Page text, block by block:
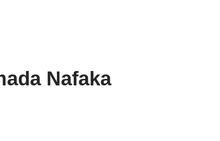
Nafaka